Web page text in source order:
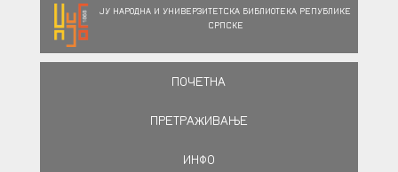
ЈУ НАРОДНА И УНИВЕРЗИТЕТСКА БИБЛИОТЕКА РЕПУБЛИКЕ
СРПСКЕ
ПОЧЕТНА
ПРЕТРАЖИВАЊЕ
ИНФО